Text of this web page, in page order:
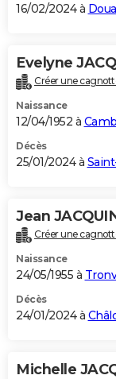
16/02/2024 à
Evelyne
Créer une
Naissance
12/04/1952 à
Décès
25/01/2024 à
Jean
Créer une
Naissance
24/05/1955 à
Décès
24/01/2024 à
Michelle